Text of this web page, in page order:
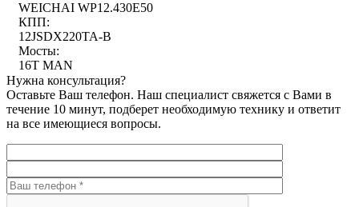
WEICHAI WP12.430E50
КПП:
12JSDX220TA-B
Мосты:
16T MAN
Нужна консультация?
Оставьте Ваш телефон. Наш специалист свяжется с Вами в
течение 10 минут, подберет необходимую технику и ответит
на все имеющиеся вопросы.